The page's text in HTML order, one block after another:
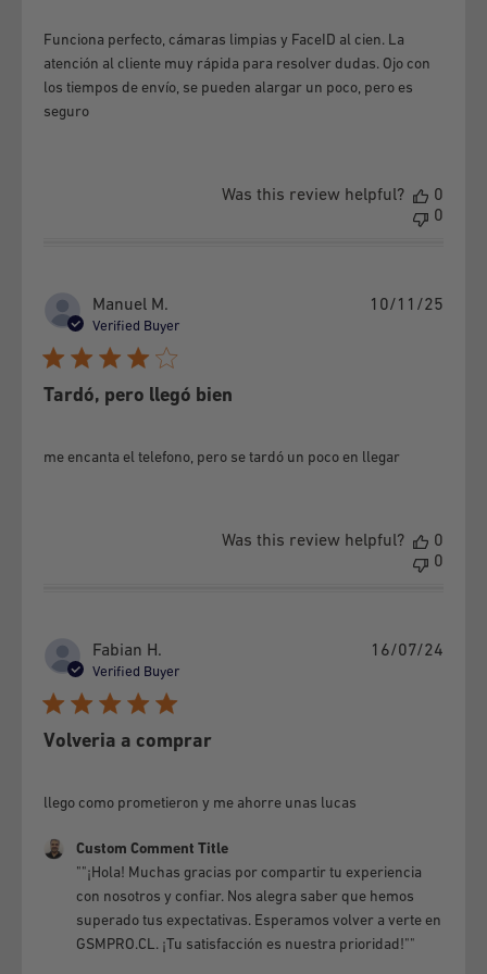
f) If the equipment presents blows, scratches, cracks, or any
alteration to its physical state, no matter how small,
regardless of whether it causes the failure or not.
g) The following is a copulative requirement to make the
That it has not been charged with a device that is not
original equipment battery has not been replaced by a brand
other than the manufacturer's and / or designed for another
equipment.
h) If the equipment has one or two burnt pixels.
j) If the MEID / IMEI serial number has been tampered with,
l) There is no warranty for accessories such as headphones,
with the transfer or transportation necessary to make this
provide replacement equipment or parts, while the
corresponding repairs or tests are carried out. GSMPRO will
period of 20 business days, from the date of warranty entry.
Without this report, the equipment cannot be replaced or
reimbursed.
WAY TO MAKE THE GUARANTEE EFFECTIVE.
To make the Guarantee Policy effective, it will be necessary to
Funciona perfecto, cámaras limpias y FaceID al cien. La
atención al cliente muy rápida para resolver dudas. Ojo con
los tiempos de envío, se pueden alargar un poco, pero es
seguro
Was this review helpful?
0
0
Manuel M.
Verified Buyer
Tardó, pero llegó bien
me encanta el telefono, pero se tardó un poco en llegar
10/11/25
Was this review helpful?
0
0
Fabian H.
Verified Buyer
Volveria a comprar
llego como prometieron y me ahorre unas lucas
Comments by Store Owner on Review by Custom
Custom Comment Title
""¡Hola! Muchas gracias por compartir tu experiencia
con nosotros y confiar. Nos alegra saber que hemos
superado tus expectativas. Esperamos volver a verte en
GSMPRO.CL. ¡Tu satisfacción es nuestra prioridad!""
16/07/24